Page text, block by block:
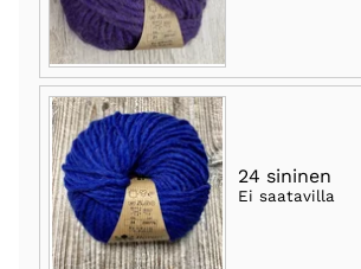
24 sininen
Ei saatavilla